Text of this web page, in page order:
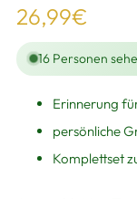
Regulärer
Preis
26,99€
16 Personen
Erinnerung
persönliche
Komplettset